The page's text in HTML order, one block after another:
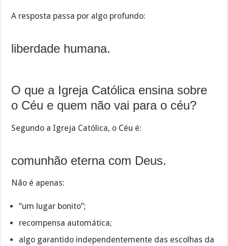
A resposta passa por algo profundo:
liberdade humana.
O que a Igreja Católica ensina sobre
o Céu e quem não vai para o céu?
Segundo a Igreja Católica, o Céu é:
comunhão eterna com Deus.
Não é apenas:
“um lugar bonito”;
recompensa automática;
algo garantido independentemente das escolhas da